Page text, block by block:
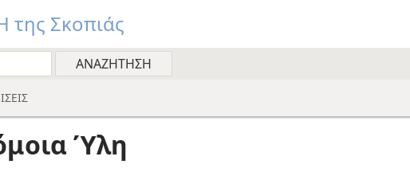
της Σκοπιάς
Ύλη